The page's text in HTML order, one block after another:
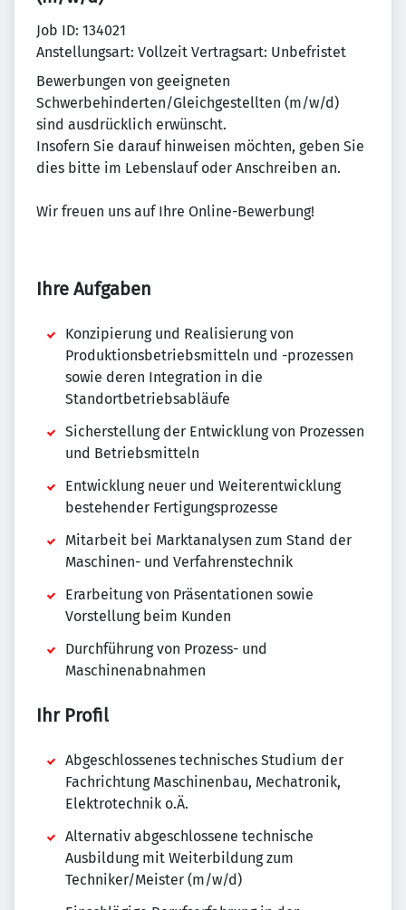
Job ID: 134021
Anstellungsart: Vollzeit Vertragsart: Unbefristet
Bewerbungen von geeigneten
Schwerbehinderten/Gleichgestellten (m/w/d)
sind ausdrücklich erwünscht.
Insofern Sie darauf hinweisen möchten, geben Sie
dies bitte im Lebenslauf oder Anschreiben an.
Wir freuen uns auf Ihre Online-Bewerbung!
Ihre Aufgaben
Konzipierung und Realisierung von
Produktionsbetriebsmitteln und -prozessen
sowie deren Integration in die
Standortbetriebsabläufe
Sicherstellung der Entwicklung von Prozessen
und Betriebsmitteln
Entwicklung neuer und Weiterentwicklung
bestehender Fertigungsprozesse
Mitarbeit bei Marktanalysen zum Stand der
Maschinen- und Verfahrenstechnik
Erarbeitung von Präsentationen sowie
Vorstellung beim Kunden
Durchführung von Prozess- und
Maschinenabnahmen
Ihr Profil
Abgeschlossenes technisches Studium der
Fachrichtung Maschinenbau, Mechatronik,
Elektrotechnik o.Ä.
Alternativ abgeschlossene technische
Ausbildung mit Weiterbildung zum
Techniker/Meister (m/w/d)